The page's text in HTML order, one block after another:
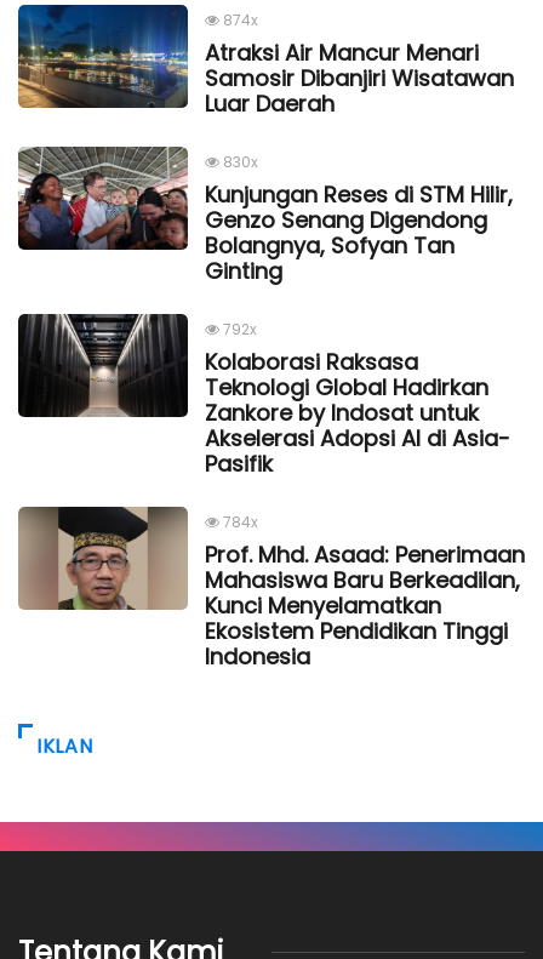
874x
Atraksi Air Mancur Menari
Samosir Dibanjiri Wisatawan
Luar Daerah
830x
Kunjungan Reses di STM Hilir,
Genzo Senang Digendong
Bolangnya, Sofyan Tan
Ginting
792x
Kolaborasi Raksasa
Teknologi Global Hadirkan
Zankore by Indosat untuk
Akselerasi Adopsi AI di Asia-
Pasifik
784x
Prof. Mhd. Asaad: Penerimaan
Mahasiswa Baru Berkeadilan,
Kunci Menyelamatkan
Ekosistem Pendidikan Tinggi
Indonesia
IKLAN